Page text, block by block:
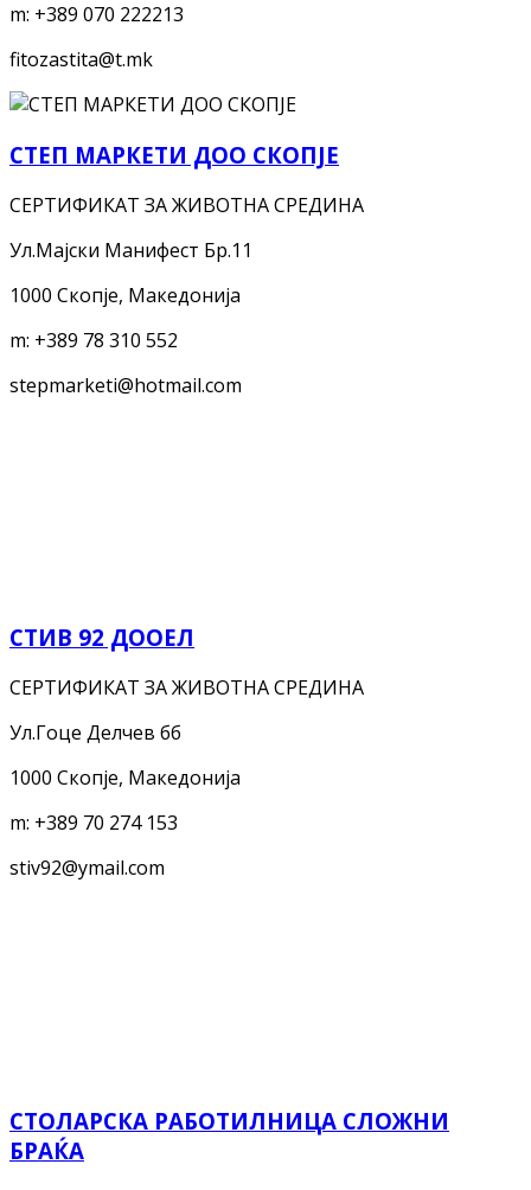
m: +389 070 222213
fitozastita@t.mk
СТЕП МАРКЕТИ ДОО СКОПЈЕ
СЕРТИФИКАТ ЗА ЖИВОТНА СРЕДИНА
Ул.Мајски Mанифест Бр.11
1000 Скопје, Македонија
m: +389 78 310 552
stepmarketi@hotmail.com
СТИВ 92 ДООЕЛ
СЕРТИФИКАТ ЗА ЖИВОТНА СРЕДИНА
Ул.Гоце Делчев бб
1000 Скопје, Македонија
m: +389 70 274 153
stiv92@ymail.com
СТОЛАРСКА РАБОТИЛНИЦА СЛОЖНИ
БРАЌА